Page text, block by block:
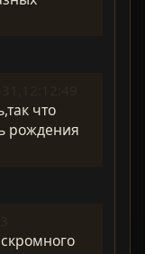
что
рождения